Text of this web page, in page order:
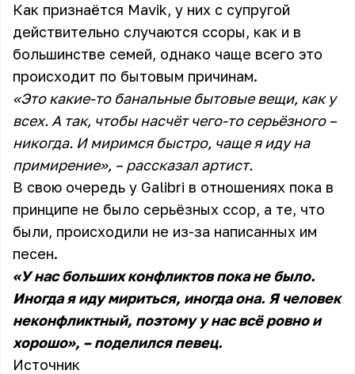
Как признаётся Mavik, у них с супругой
действительно случаются ссоры, как и в
большинстве семей, однако чаще всего это
происходит по бытовым причинам.
«Это какие-то банальные бытовые вещи, как у
всех. А так, чтобы насчёт чего-то серьёзного –
никогда. И миримся быстро, чаще я иду на
примирение», – рассказал артист.
В свою очередь у Galibri в отношениях пока в
принципе не было серьёзных ссор, а те, что
были, происходили не из-за написанных им
песен.
«У нас больших конфликтов пока не было.
Иногда я иду мириться, иногда она. Я человек
неконфликтный, поэтому у нас всё ровно и
хорошо», – поделился певец.
Источник